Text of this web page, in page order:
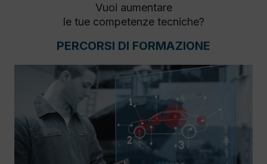
Vuoi aumentare
le tue competenze tecniche?
PERCORSI DI FORMAZIONE